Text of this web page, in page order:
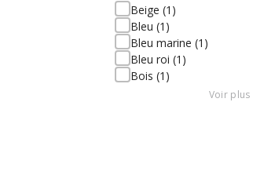
Beige (1)
Bleu (1)
Bleu marine (1)
Bleu roi (1)
Bois (1)
Voir plus